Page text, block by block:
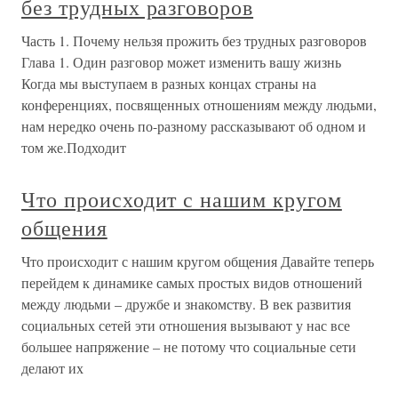
без трудных разговоров
Часть 1. Почему нельзя прожить без трудных разговоров
Глава 1. Один разговор может изменить вашу жизнь
Когда мы выступаем в разных концах страны на
конференциях, посвященных отношениям между людьми,
нам нередко очень по-разному рассказывают об одном и
том же.Подходит
Что происходит с нашим кругом
общения
Что происходит с нашим кругом общения Давайте теперь
перейдем к динамике самых простых видов отношений
между людьми – дружбе и знакомству. В век развития
социальных сетей эти отношения вызывают у нас все
большее напряжение – не потому что социальные сети
делают их